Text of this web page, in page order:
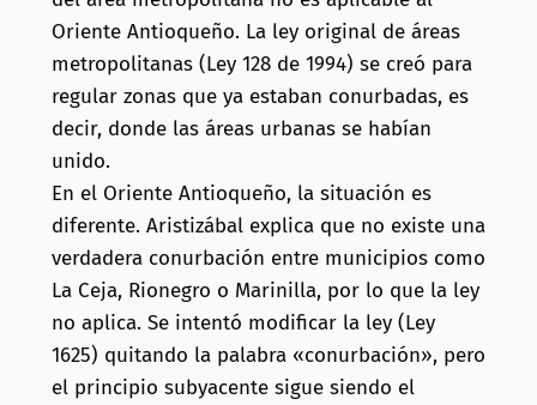
Oriente Antioqueño. La ley original de áreas
metropolitanas (Ley 128 de 1994) se creó para
regular zonas que ya estaban conurbadas, es
decir, donde las áreas urbanas se habían
unido.
En el Oriente Antioqueño, la situación es
diferente. Aristizábal explica que no existe una
verdadera conurbación entre municipios como
La Ceja, Rionegro o Marinilla, por lo que la ley
no aplica. Se intentó modificar la ley (Ley
1625) quitando la palabra «conurbación», pero
el principio subyacente sigue siendo el